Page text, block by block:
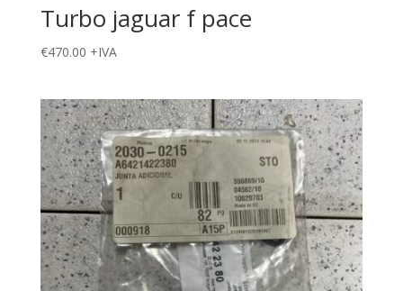
Turbo jaguar f pace
€470.00 +IVA